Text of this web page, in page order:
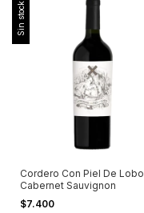
Sin stock
Cordero Con Piel De Lobo
Cabernet Sauvignon
$7.400